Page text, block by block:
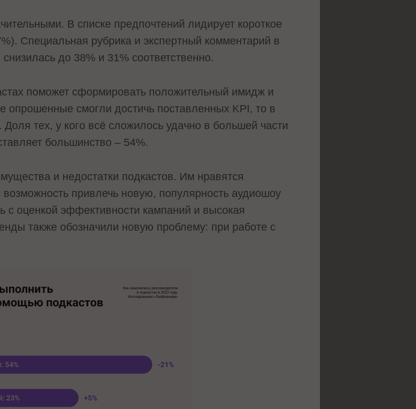
В списке предпочтений лидирует короткое
Специальная рубрика и экспертный комментарий в
до 38% и 31% соответственно.
поможет сформировать положительный имидж и
опрошенные смогли достичь поставленных KPI, то в
тех, у кого всё сложилось удачно в большей части
большинство – 54%.
и недостатки подкастов. Им нравятся
привлечь новую, популярность аудиошоу
с оценкой эффективности кампаний и высокая
также обозначили новую проблему: при работе с